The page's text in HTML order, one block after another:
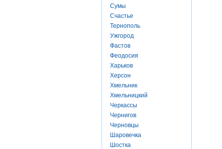
Сумы
Счастье
Тернополь
Ужгород
Фастов
Феодосия
Харьков
Херсон
Хмельник
Хмельницкий
Черкассы
Чернигов
Черновцы
Шаровечка
Шостка